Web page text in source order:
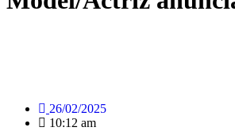
26/02/2025
10:12 am